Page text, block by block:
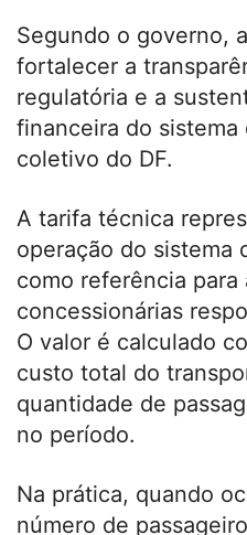
Segundo o governo,
fortalecer a
regulatória e a
financeira do
coletivo do DF.
A tarifa técnica
operação do sistema
como referência para
concessionárias
O valor é calculado
custo total do
quantidade de
no período.
Na prática, quando
número de